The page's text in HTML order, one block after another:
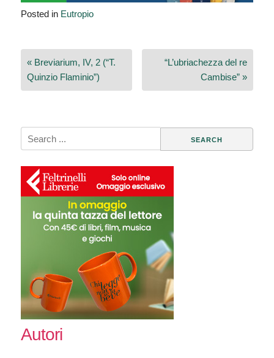
Posted in Eutropio
Navigazione
articoli
« Breviarium, IV, 2 (“T.
Quinzio Flaminio”)
“L’ubriachezza del re
Cambise” »
Search
for:
Autori